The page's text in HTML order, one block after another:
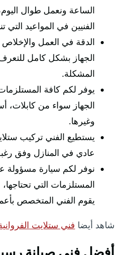
الساعة ونعمل طوال
الفنيين في المواعيد التي
الدقة في العمل
الجهاز بشكل كامل
المشكلة.
يوفر لكم كافة
الجهاز سواء من كابلات،
وغيرها.
يستطيع الفني تركيب
عادي في المنازل وفق
نوفر لكم سيارة مسؤولة
المستلزمات التي
يقوم الفني المتخصص
شاهد أيضا فني ستلايت